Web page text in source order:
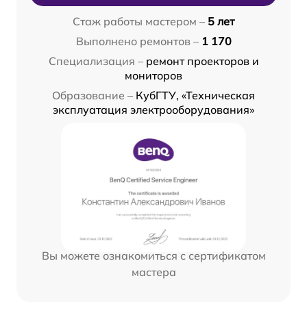
Стаж работы мастером – 5 лет
Выполнено ремонтов – 1 170
Специализация – ремонт проекторов и
мониторов
Образование – КубГТУ, «Техническая
эксплуатация электрооборудования»
Вы можете ознакомиться с сертификатом
мастера